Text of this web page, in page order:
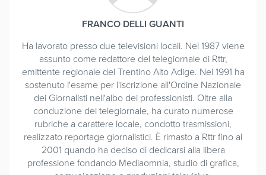
FRANCO DELLI GUANTI
Ha lavorato presso due televisioni locali. Nel 1987 viene
assunto come redattore del telegiornale di Rttr,
emittente regionale del Trentino Alto Adige. Nel 1991 ha
sostenuto l'esame per l'iscrizione all'Ordine Nazionale
dei Giornalisti nell'albo dei professionisti. Oltre alla
conduzione del telegiornale, ha curato numerose
rubriche a carattere locale, condotto trasmissioni,
realizzato reportage giornalistici. È rimasto a Rttr fino al
2001 quando ha deciso di dedicarsi alla libera
professione fondando Mediaomnia, studio di grafica,